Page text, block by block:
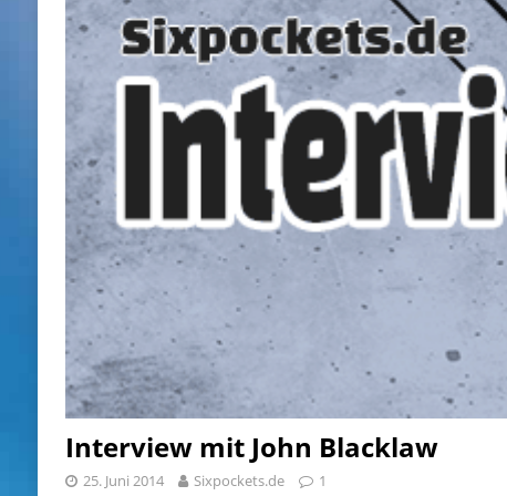
Interview mit John Blacklaw
25. Juni 2014 Sixpockets.de 1